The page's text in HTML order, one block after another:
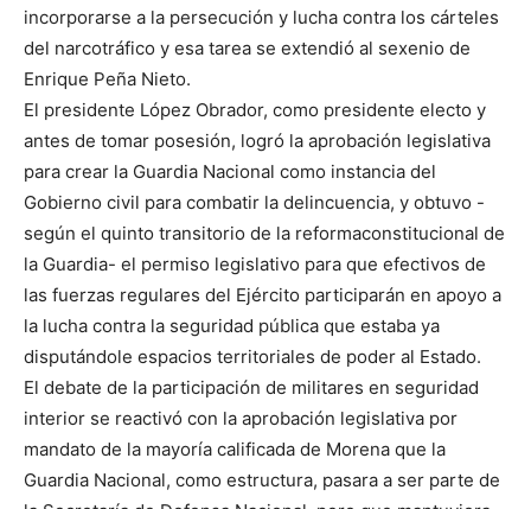
incorporarse a la persecución y lucha contra los cárteles
del narcotráfico y esa tarea se extendió al sexenio de
Enrique Peña Nieto.
El presidente López Obrador, como presidente electo y
antes de tomar posesión, logró la aprobación legislativa
para crear la Guardia Nacional como instancia del
Gobierno civil para combatir la delincuencia, y obtuvo -
según el quinto transitorio de la reformaconstitucional de
la Guardia- el permiso legislativo para que efectivos de
las fuerzas regulares del Ejército participarán en apoyo a
la lucha contra la seguridad pública que estaba ya
disputándole espacios territoriales de poder al Estado.
El debate de la participación de militares en seguridad
interior se reactivó con la aprobación legislativa por
mandato de la mayoría calificada de Morena que la
Guardia Nacional, como estructura, pasara a ser parte de